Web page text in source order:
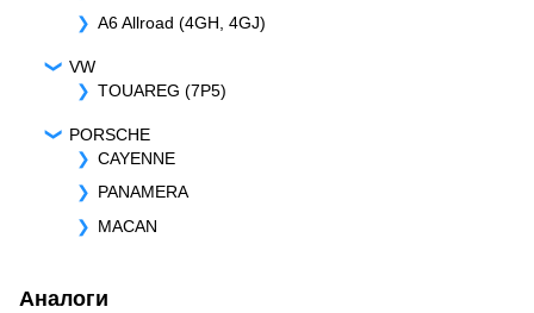
A6 Allroad (4GH, 4GJ)
VW
TOUAREG (7P5)
PORSCHE
CAYENNE
PANAMERA
MACAN
Аналоги